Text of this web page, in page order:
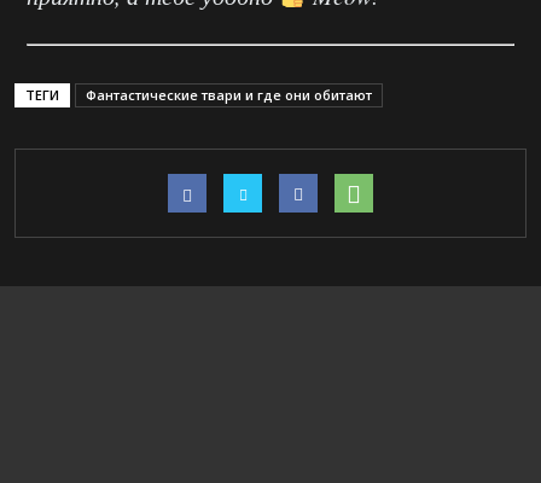
ТЕГИ Фантастические твари и где они обитают